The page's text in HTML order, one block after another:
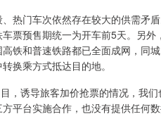
热门车次依然存在较大的供需矛
票预售期统一为开车前5天。另外
铁和普速铁路都已全面成网，同
换乘方式抵达目的地。
，诱导旅客加价抢票的情况，我
平台实施合作，也没有提供任何